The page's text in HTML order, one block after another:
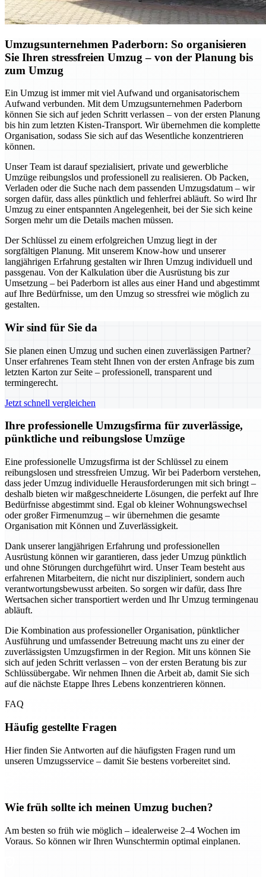
Umzugsunternehmen Paderborn: So organisieren
Sie Ihren stressfreien Umzug – von der Planung bis
zum Umzug
Ein Umzug ist immer mit viel Aufwand und organisatorischem
Aufwand verbunden. Mit dem Umzugsunternehmen Paderborn
können Sie sich auf jeden Schritt verlassen – von der ersten Planung
bis hin zum letzten Kisten-Transport. Wir übernehmen die komplette
Organisation, sodass Sie sich auf das Wesentliche konzentrieren
können.
Unser Team ist darauf spezialisiert, private und gewerbliche
Umzüge reibungslos und professionell zu realisieren. Ob Packen,
Verladen oder die Suche nach dem passenden Umzugsdatum – wir
sorgen dafür, dass alles pünktlich und fehlerfrei abläuft. So wird Ihr
Umzug zu einer entspannten Angelegenheit, bei der Sie sich keine
Sorgen mehr um die Details machen müssen.
Der Schlüssel zu einem erfolgreichen Umzug liegt in der
sorgfältigen Planung. Mit unserem Know-how und unserer
langjährigen Erfahrung gestalten wir Ihren Umzug individuell und
passgenau. Von der Kalkulation über die Ausrüstung bis zur
Umsetzung – bei Paderborn ist alles aus einer Hand und abgestimmt
auf Ihre Bedürfnisse, um den Umzug so stressfrei wie möglich zu
gestalten.
Wir sind für Sie da
Sie planen einen Umzug und suchen einen zuverlässigen Partner?
Unser erfahrenes Team steht Ihnen von der ersten Anfrage bis zum
letzten Karton zur Seite – professionell, transparent und
termingerecht.
Jetzt schnell vergleichen
Ihre professionelle Umzugsfirma für zuverlässige,
pünktliche und reibungslose Umzüge
Eine professionelle Umzugsfirma ist der Schlüssel zu einem
reibungslosen und stressfreien Umzug. Wir bei Paderborn verstehen,
dass jeder Umzug individuelle Herausforderungen mit sich bringt –
deshalb bieten wir maßgeschneiderte Lösungen, die perfekt auf Ihre
Bedürfnisse abgestimmt sind. Egal ob kleiner Wohnungswechsel
oder großer Firmenumzug – wir übernehmen die gesamte
Organisation mit Können und Zuverlässigkeit.
Dank unserer langjährigen Erfahrung und professionellen
Ausrüstung können wir garantieren, dass jeder Umzug pünktlich
und ohne Störungen durchgeführt wird. Unser Team besteht aus
erfahrenen Mitarbeitern, die nicht nur diszipliniert, sondern auch
verantwortungsbewusst arbeiten. So sorgen wir dafür, dass Ihre
Wertsachen sicher transportiert werden und Ihr Umzug termingenau
abläuft.
Die Kombination aus professioneller Organisation, pünktlicher
Ausführung und umfassender Betreuung macht uns zu einer der
zuverlässigsten Umzugsfirmen in der Region. Mit uns können Sie
sich auf jeden Schritt verlassen – von der ersten Beratung bis zur
Schlüssübergabe. Wir nehmen Ihnen die Arbeit ab, damit Sie sich
auf die nächste Etappe Ihres Lebens konzentrieren können.
FAQ
Häufig gestellte Fragen
Hier finden Sie Antworten auf die häufigsten Fragen rund um
unseren Umzugsservice – damit Sie bestens vorbereitet sind.
Wie früh sollte ich meinen Umzug buchen?
Am besten so früh wie möglich – idealerweise 2–4 Wochen im
Voraus. So können wir Ihren Wunschtermin optimal einplanen.